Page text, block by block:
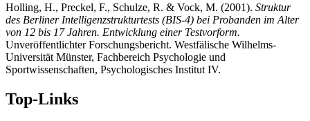
Holling, H., Preckel, F., Schulze, R. & Vock, M. (2001). Struktur
des Berliner Intelligenzstrukturtests (BIS-4) bei Probanden im Alter
von 12 bis 17 Jahren. Entwicklung einer Testvorform.
Unveröffentlichter Forschungsbericht. Westfälische Wilhelms-
Universität Münster, Fachbereich Psychologie und
Sportwissenschaften, Psychologisches Institut IV.
Top-Links